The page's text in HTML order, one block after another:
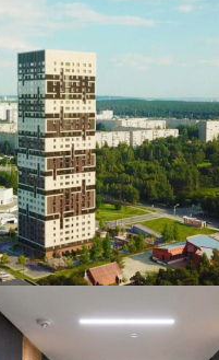
квартира в ЖК